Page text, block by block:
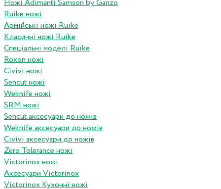
Ножі Adimanti Samson by Ganzo
Ruike ножі
Армійські ножі Ruike
Класичні ножі Ruike
Спеціальні моделі Ruike
Roxon ножi
Civivi ножі
Sencut ножі
Weknife ножі
SRM ножі
Sencut аксесуари до ножів
Weknife аксесуари до ножів
Civivi аксесуари до ножів
Zero Tolerance ножі
Victorinox ножі
Аксесуари Victorinox
Victorinox Кухонні ножі